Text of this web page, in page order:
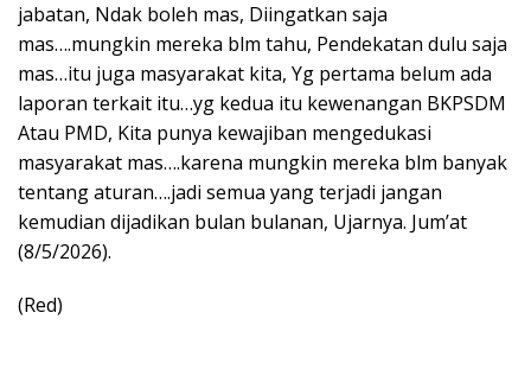
jabatan, Ndak boleh mas, Diingatkan saja
mas….mungkin mereka blm tahu, Pendekatan dulu saja
mas…itu juga masyarakat kita, Yg pertama belum ada
laporan terkait itu…yg kedua itu kewenangan BKPSDM
Atau PMD, Kita punya kewajiban mengedukasi
masyarakat mas….karena mungkin mereka blm banyak
tentang aturan….jadi semua yang terjadi jangan
kemudian dijadikan bulan bulanan, Ujarnya. Jum’at
(8/5/2026).
(Red)